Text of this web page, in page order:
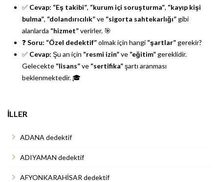
✅ Cevap: “Eş takibi”, “kurum içi soruşturma”, “kayıp kişi
bulma”, “dolandırıcılık”ve “sigorta sahtekarlığı”gibi
alanlarda “hizmet”verirler. 🎯
❓Soru: “Özel dedektif”olmak için hangi “şartlar”gerekir?
✅ Cevap: Şu an için “resmi izin”ve “eğitim”gereklidir.
Gelecekte “lisans”ve “sertifika”şartı aranması
beklenmektedir. 🎓
İLLER
ADANA dedektif
ADIYAMAN dedektif
AFYONKARAHİSAR dedektif